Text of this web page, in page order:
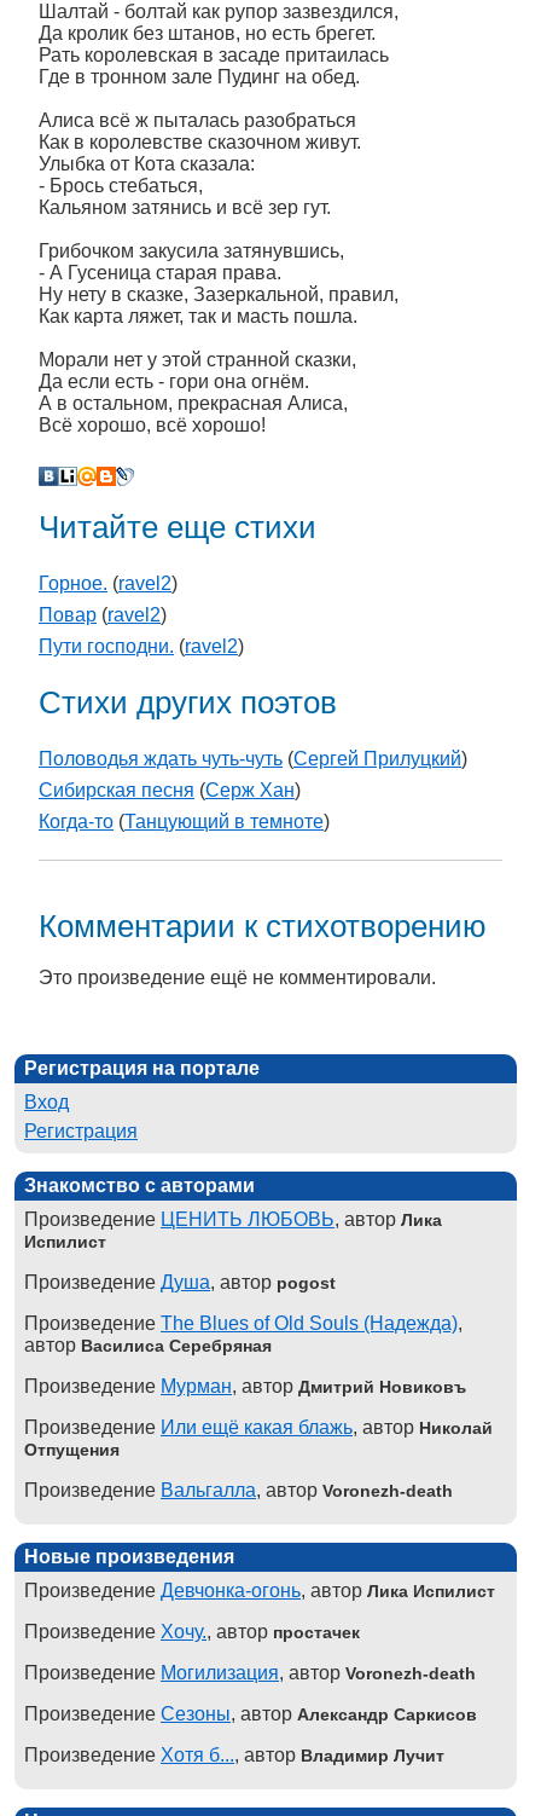
Шалтай - болтай как рупор зазвездился,
Да кролик без штанов, но есть брегет.
Рать королевская в засаде притаилась
Где в тронном зале Пудинг на обед.
Алиса всё ж пыталась разобраться
Как в королевстве сказочном живут.
Улыбка от Кота сказала:
- Брось стебаться,
Кальяном затянись и всё зер гут.
Грибочком закусила затянувшись,
- А Гусеница старая права.
Ну нету в сказке, Зазеркальной, правил,
Как карта ляжет, так и масть пошла.
Морали нет у этой странной сказки,
Да если есть - гори она огнём.
А в остальном, прекрасная Алиса,
Всё хорошо, всё хорошо!
Читайте еще стихи
Горное. (ravel2)
Повар (ravel2)
Пути господни. (ravel2)
Стихи других поэтов
Половодья ждать чуть-чуть (Сергей Прилуцкий)
Сибирская песня (Серж Хан)
Когда-то (Танцующий в темноте)
Комментарии к стихотворению
Это произведение ещё не комментировали.
Регистрация на портале
Вход
Регистрация
Знакомство с авторами
Произведение ЦЕНИТЬ ЛЮБОВЬ, автор Лика
Испилист
Произведение Душа, автор pogost
Произведение The Blues of Old Souls (Надежда),
автор Василиса Серебряная
Произведение Мурман, автор Дмитрий Новиковъ
Произведение Или ещё какая блажь, автор Николай
Отпущения
Произведение Вальгалла, автор Voronezh-death
Новые произведения
Произведение Девчонка-огонь, автор Лика Испилист
Произведение Хочу., автор простачек
Произведение Могилизация, автор Voronezh-death
Произведение Сезоны, автор Александр Саркисов
Произведение Хотя б..., автор Владимир Лучит